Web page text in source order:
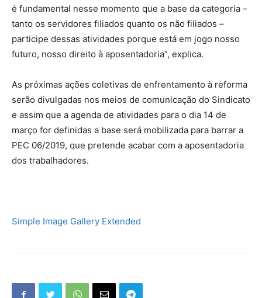
é fundamental nesse momento que a base da categoria –
tanto os servidores filiados quanto os não filiados –
participe dessas atividades porque está em jogo nosso
futuro, nosso direito à aposentadoria”, explica.
As próximas ações coletivas de enfrentamento à reforma
serão divulgadas nos meios de comunicação do Sindicato
e assim que a agenda de atividades para o dia 14 de
março for definidas a base será mobilizada para barrar a
PEC 06/2019, que pretende acabar com a aposentadoria
dos trabalhadores.
Simple Image Gallery Extended